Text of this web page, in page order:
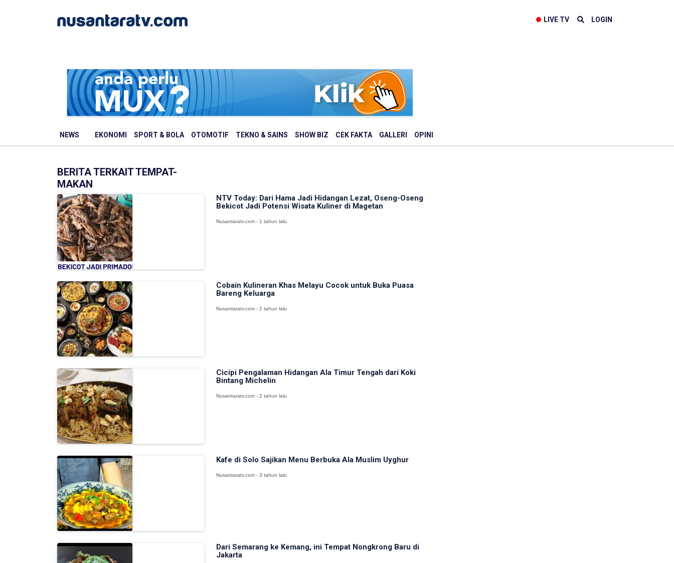
LIVE TV LOGIN
NEWS EKONOMI SPORT & BOLA OTOMOTIF TEKNO & SAINS SHOW BIZ CEK FAKTA GALLERI OPINI
BERITA TERKAIT TEMPAT-
MAKAN
NTV Today: Dari Hama Jadi Hidangan Lezat, Oseng-Oseng
Bekicot Jadi Potensi Wisata Kuliner di Magetan
Nusantaratv.com - 1 tahun lalu
Cobain Kulineran Khas Melayu Cocok untuk Buka Puasa
Bareng Keluarga
Nusantaratv.com - 2 tahun lalu
Cicipi Pengalaman Hidangan Ala Timur Tengah dari Koki
Bintang Michelin
Nusantaratv.com - 2 tahun lalu
Kafe di Solo Sajikan Menu Berbuka Ala Muslim Uyghur
Nusantaratv.com - 3 tahun lalu
Dari Semarang ke Kemang, ini Tempat Nongkrong Baru di
Jakarta